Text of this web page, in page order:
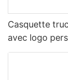
Casquette
avec logo